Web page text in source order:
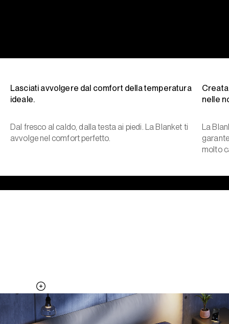
Lasciati avvolgere dal comfort della temperatura
ideale.
Dal fresco al caldo, dalla testa ai piedi. La Blanket ti
avvolge nel comfort perfetto.
nelle
La
molto